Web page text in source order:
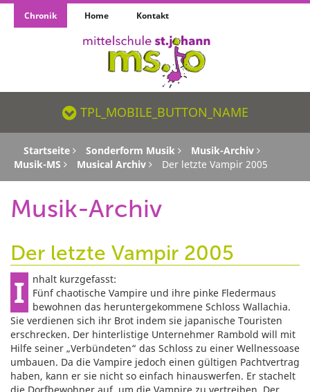
Chronik Home Kontakt
TPL_MOBILE_BUTTON_NAME_SR
TPL_MOBILE_BUTTON_NAME
Startseite Sonderform Musik
Musik-Archiv
Musik-MS
Musical Archiv Der letzte Vampir 2005
Musik-Archiv
Der letzte Vampir 2005
Inhalt kurzgefasst:
Fünf chaotische Vampire und ihre pinke Fledermaus
bewohnen das heruntergekommene Schloss Wallachia.
Sie verdienen sich ihr Brot indem sie japanische Touristen
erschrecken. Der hinterlistige Unternehmer Rambold will mit
Hilfe seiner „Verbündeten“ das Schloss zu einer Wellnessoase
umbauen. Da die Vampire jedoch einen gültigen Pachtvertrag
haben, kann er sie nicht so einfach hinauswerfen. Er stachelt